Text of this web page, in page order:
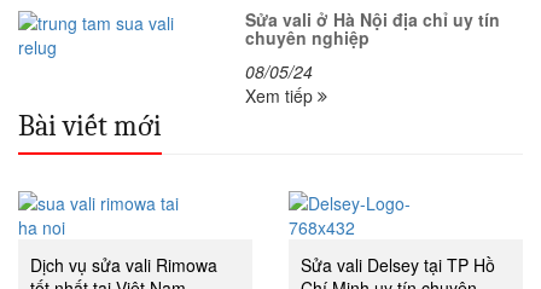
Sửa vali ở Hà Nội địa chỉ uy tín
chuyên nghiệp
08/05/24
Xem tiếp
Bài viết mới
Dịch vụ sửa vali Rimowa
Sửa vali Delsey tại TP Hồ